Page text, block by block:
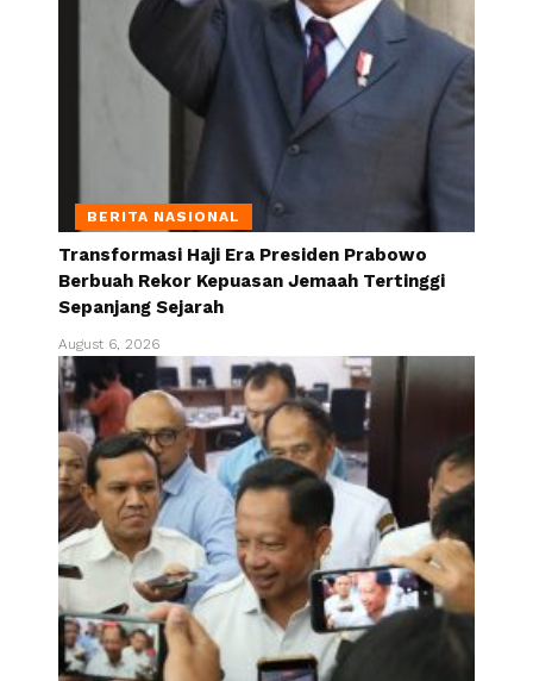
BERITA NASIONAL
Transformasi Haji Era Presiden Prabowo
Berbuah Rekor Kepuasan Jemaah Tertinggi
Sepanjang Sejarah
August 6, 2026